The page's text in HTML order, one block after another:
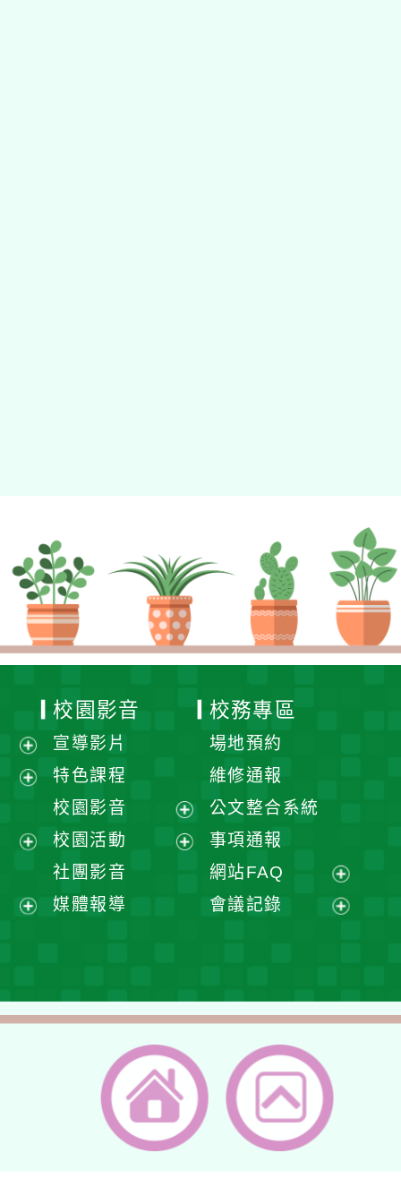
展
開
單
選
開
選
單
校園影音
宣導影片
特色課程
校園影音
展
校園活動
社團影音
媒體報導
校務專區
場地預約
維修通報
公文整合系統
事項通報
網站FAQ
展
開
會議記錄
單